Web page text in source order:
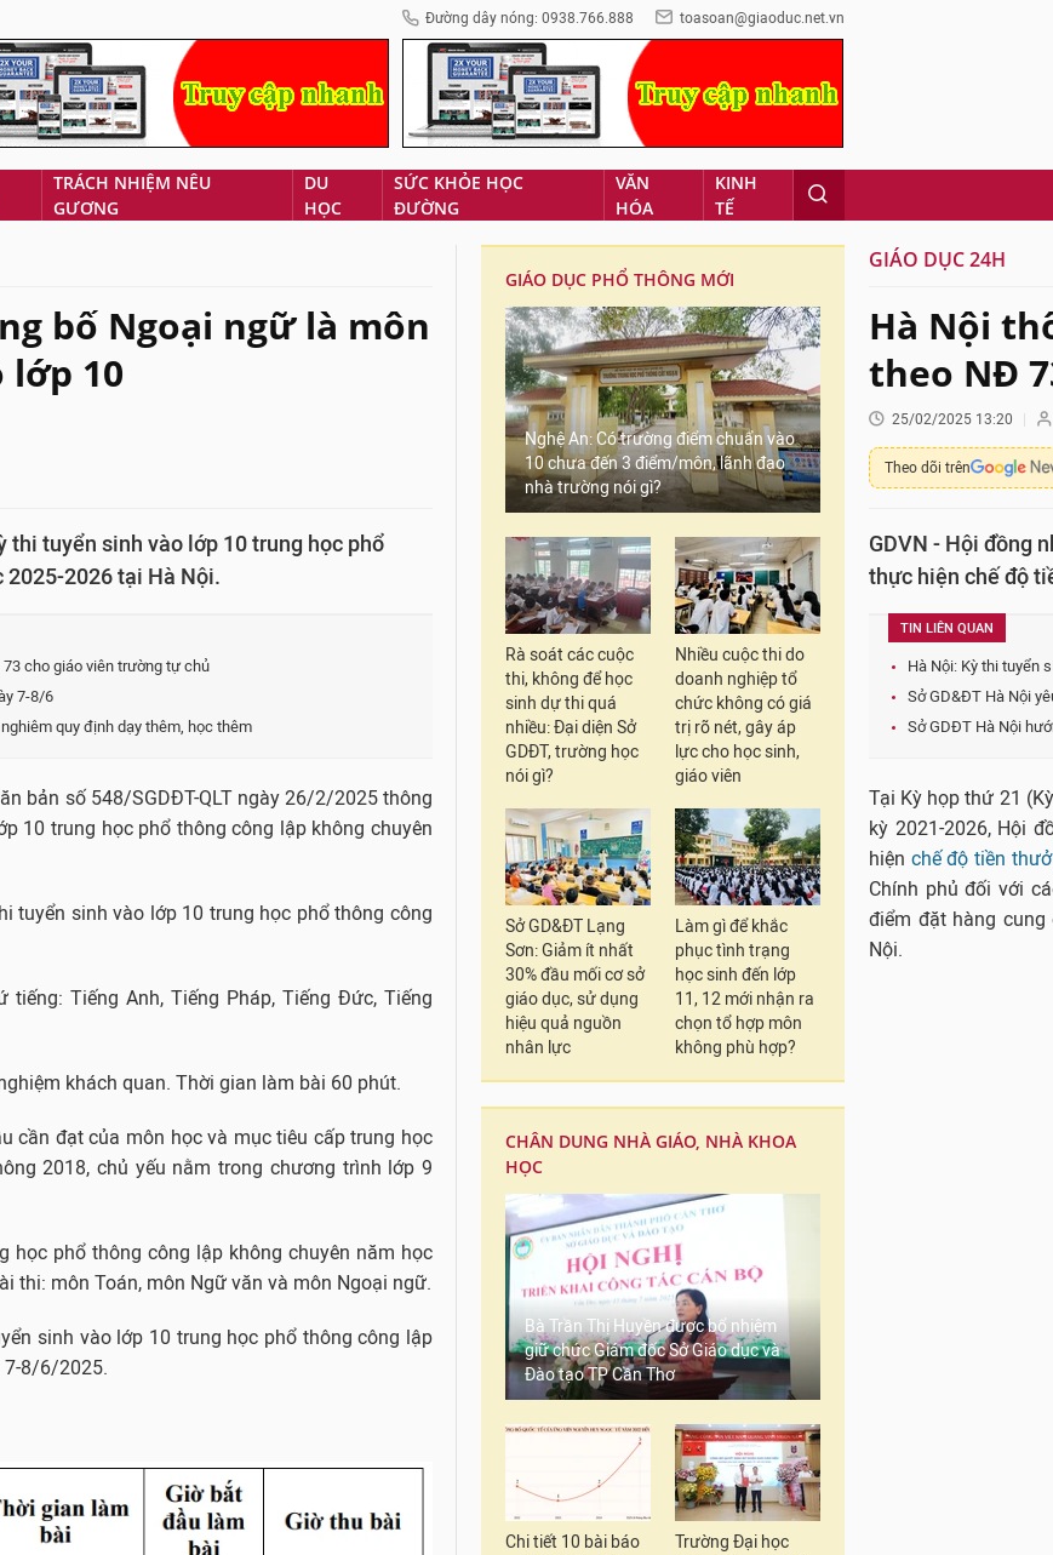
Đường dây nóng: 0938.766.888 toasoan@giaoduc.net.vn
TRÁCH NHIỆM NÊU
GƯƠNG
DU
HỌC
SỨC KHỎE HỌC
ĐƯỜNG
VĂN
HÓA
KINH
TẾ
bố Ngoại ngữ là môn
10
thi tuyển sinh vào lớp 10 trung học phổ
2025-2026 tại Hà Nội.
cho giáo viên trường tự chủ
7-8/6
quy định dạy thêm, học thêm
bản số 548/SGDĐT-QLT ngày 26/2/2025 thông
10 trung học phổ thông công lập không chuyên
tuyển sinh vào lớp 10 trung học phổ thông công
Tiếng Anh, Tiếng Pháp, Tiếng Đức, Tiếng
khách quan. Thời gian làm bài 60 phút.
cần đạt của môn học và mục tiêu cấp trung học
2018, chủ yếu nằm trong chương trình lớp 9
học phổ thông công lập không chuyên năm học
thi: môn Toán, môn Ngữ văn và môn Ngoại ngữ.
sinh vào lớp 10 trung học phổ thông công lập
7-8/6/2025.
GIÁO DỤC PHỔ THÔNG MỚI
Nghệ An: Có trường điểm chuẩn vào
10 chưa đến 3 điểm/môn, lãnh đạo
nhà trường nói gì?
Rà soát các cuộc
thi, không để học
sinh dự thi quá
nhiều: Đại diện Sở
GDĐT, trường học
nói gì?
Nhiều cuộc thi do
doanh nghiệp tổ
chức không có giá
trị rõ nét, gây áp
lực cho học sinh,
giáo viên
Sở GD&ĐT Lạng
Sơn: Giảm ít nhất
30% đầu mối cơ sở
giáo dục, sử dụng
hiệu quả nguồn
nhân lực
Làm gì để khắc
phục tình trạng
học sinh đến lớp
11, 12 mới nhận ra
chọn tổ hợp môn
không phù hợp?
CHÂN DUNG NHÀ GIÁO, NHÀ KHOA
HỌC
Bà Trần Thị Huyền được bổ nhiệm
giữ chức Giám đốc Sở Giáo dục và
Đào tạo TP Cần Thơ
Chi tiết 10 bài báo
Trường Đại học
GIÁO DỤC 24H
Hà Nội
theo NĐ
25/02/2025 13:20
Theo dõi trên
GDVN - Hội đồng
thực hiện chế độ
TIN LIÊN QUAN
Hà Nội: Kỳ thi tuyển
Sở GD&ĐT Hà Nội
Sở GDĐT Hà Nội
Tại Kỳ họp thứ 21
kỳ 2021-2026, Hội
hiện chế độ tiền
Chính phủ đối với
điểm đặt hàng
Nội.